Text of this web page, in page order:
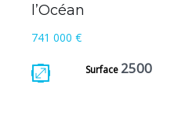
l’Océan
741 000 €
Surface 2500